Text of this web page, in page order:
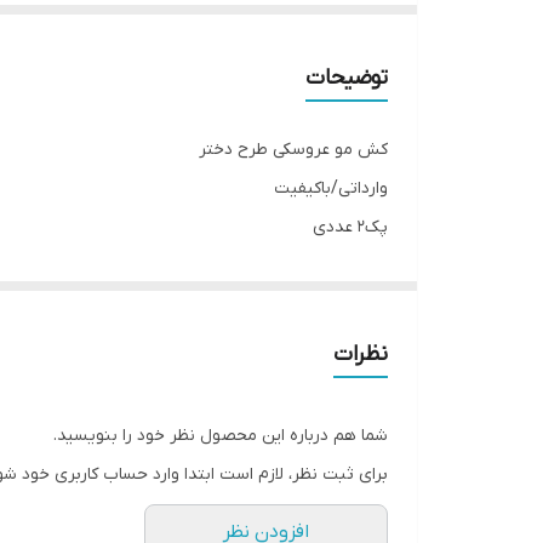
توضیحات
کش مو عروسکی طرح دختر
وارداتی/باکیفیت
پک۲ عددی
نظرات
شما هم درباره این محصول نظر خود را بنویسید.
برای ثبت نظر، لازم است ابتدا وارد حساب کاربری خود
افزودن نظر